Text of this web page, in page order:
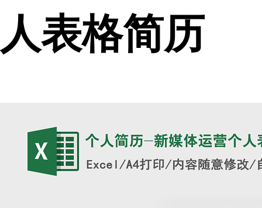
人表格简历